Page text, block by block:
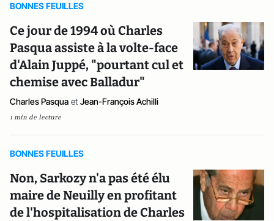
BONNES FEUILLES
Ce jour de 1994 où Charles
Pasqua assiste à la volte-face
d'Alain Juppé, "pourtant cul et
chemise avec Balladur"
Charles Pasqua et Jean-François Achilli
1 min de lecture
BONNES FEUILLES
Non, Sarkozy n'a pas été élu
maire de Neuilly en profitant
de l'hospitalisation de Charles